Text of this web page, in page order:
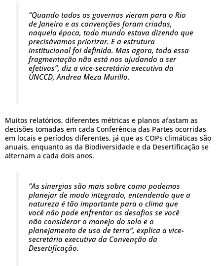
“Quando todos os governos vieram para o Rio
de Janeiro e as convenções foram criadas,
naquela época, todo mundo estava dizendo que
precisávamos priorizar. E a estrutura
institucional foi definida. Mas agora, toda essa
fragmentação não está nos ajudando a ser
efetivos”, diz a vice-secretária executiva da
UNCCD, Andrea Meza Murillo.
Muitos relatórios, diferentes métricas e planos afastam as
decisões tomadas em cada Conferência das Partes ocorridas
em locais e períodos diferentes, já que as COPs climáticas são
anuais, enquanto as da Biodiversidade e da Desertificação se
alternam a cada dois anos.
“As sinergias são mais sobre como podemos
planejar de modo integrado, entendendo que a
natureza é tão importante para o clima que
você não pode enfrentar os desafios se você
não considerar o manejo do solo e o
planejamento de uso de terra”, explica a vice-
secretária executiva da Convenção da
Desertificação.